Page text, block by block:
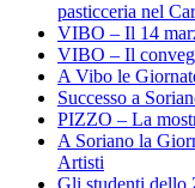
pasticceria nel
VIBO – Il 14
VIBO – Il
A Vibo le
Successo a
PIZZO – La
A Soriano la
Artisti
Gli studenti dello